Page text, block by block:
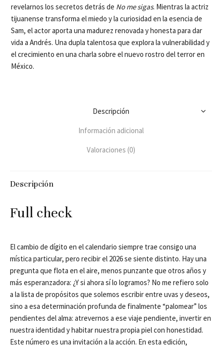
revelarnos los secretos detrás de No me sigas. Mientras la actriz
tijuanense transforma el miedo y la curiosidad en la esencia de
Sam, el actor aporta una madurez renovada y honesta para dar
vida a Andrés. Una dupla talentosa que explora la vulnerabilidad y
el crecimiento en una charla sobre el nuevo rostro del terror en
México.
Descripción
Información adicional
Valoraciones (0)
Descripción
Full check
El cambio de dígito en el calendario siempre trae consigo una
mística particular, pero recibir el 2026 se siente distinto. Hay una
pregunta que flota en el aire, menos punzante que otros años y
más esperanzadora: ¿Y si ahora sí lo logramos? No me refiero solo
a la lista de propósitos que solemos escribir entre uvas y deseos,
sino a esa determinación profunda de finalmente “palomear” los
pendientes del alma: atrevernos a ese viaje pendiente, invertir en
nuestra identidad y habitar nuestra propia piel con honestidad.
Este número es una invitación a la acción. En esta edición,